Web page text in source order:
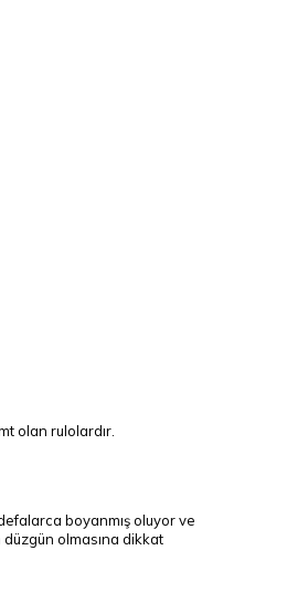
olan rulolardır.
boyanmış oluyor ve
olmasına dikkat